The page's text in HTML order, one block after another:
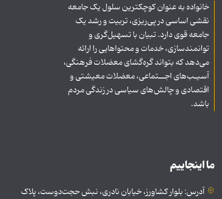
خانواده به عنوان کوچکترین سلول یک جامعه
نقشی اساسی در پی‌ریزی، تربیت و رشد یک
جامعه قوی دارد. تبیان با تسهیل‌گری و
توانمندسازی، خدمات و محتواهایی را ارائه
می‌دهد که بتواند گره‌گشای معضلات فرهنگی،
آسیـب‌های اجــتماعی، معضلات معیشتی و
اقتصادی و چالش‌های سیاسی در زندگی مردم
باشد.
ما اینجاییم
آدرس: بلوار کشاورز، خیابان نادری، نبش حجت‌دوست، پلاک